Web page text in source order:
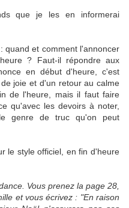
que je les en informerai
quand et comment l'annoncer
? Faut-il répondre aux
en début d'heure, c'est
joie et d'un retour au calme
de l'heure, mais il faut faire
qu'avec les devoirs à noter,
genre de truc qu'on peut
le style officiel, en fin d'heure
Vous prenez la page 28,
et vous écrivez : "En raison